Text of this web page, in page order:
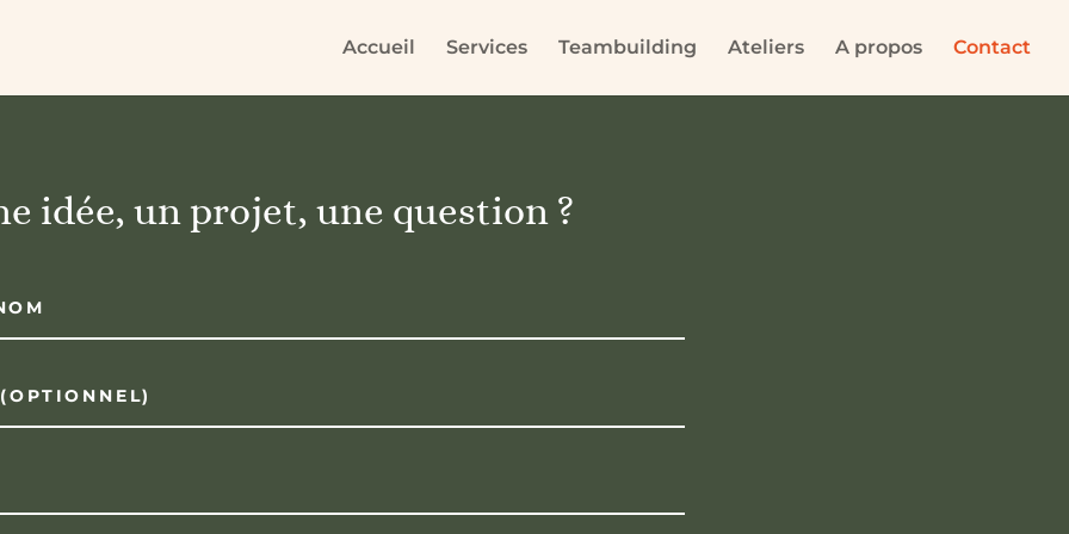
Accueil Services Teambuilding Ateliers A propos Contact
idée, un projet, une question ?